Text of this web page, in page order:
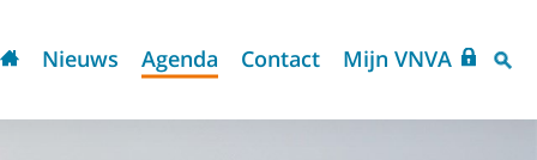
Nieuws Agenda Contact Mijn VNVA